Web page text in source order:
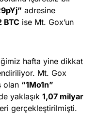
adresine
BTC ise Mt. Gox’un
hafta yine dikkat
Mt. Gox
olan “1Mo1n”
yaklaşık 1,07 milyar
gerçekleştirilmişti.